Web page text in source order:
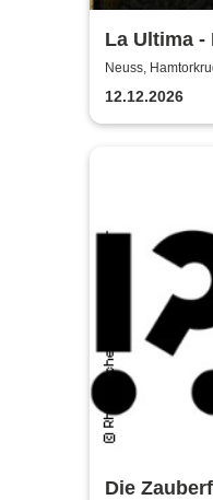
La Ultima -
einen Tag
Neuss,
12.12.2026
Die